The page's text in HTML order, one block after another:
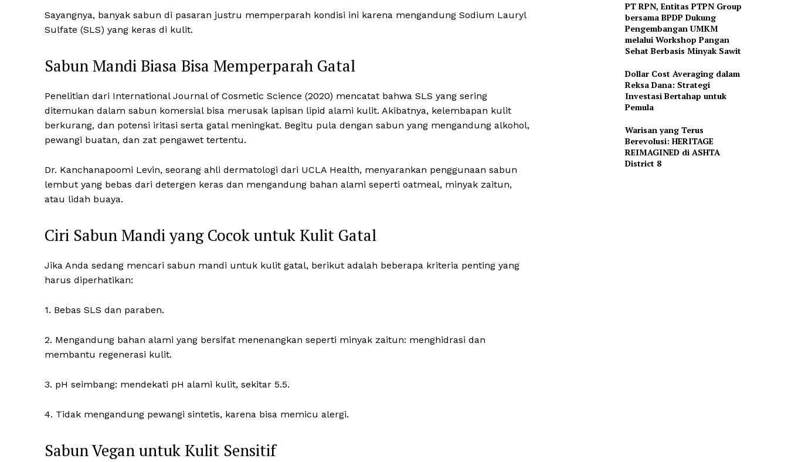
Sayangnya, banyak sabun di pasaran justru memperparah kondisi ini karena mengandung Sodium Lauryl
Sulfate (SLS) yang keras di kulit.
Sabun Mandi Biasa Bisa Memperparah Gatal
Penelitian dari International Journal of Cosmetic Science (2020) mencatat bahwa SLS yang sering
ditemukan dalam sabun komersial bisa merusak lapisan lipid alami kulit. Akibatnya, kelembapan kulit
berkurang, dan potensi iritasi serta gatal meningkat. Begitu pula dengan sabun yang mengandung alkohol,
pewangi buatan, dan zat pengawet tertentu.
Dr. Kanchanapoomi Levin, seorang ahli dermatologi dari UCLA Health, menyarankan penggunaan sabun
lembut yang bebas dari detergen keras dan mengandung bahan alami seperti oatmeal, minyak zaitun,
atau lidah buaya.
Ciri Sabun Mandi yang Cocok untuk Kulit Gatal
Jika Anda sedang mencari sabun mandi untuk kulit gatal, berikut adalah beberapa kriteria penting yang
harus diperhatikan:
1. Bebas SLS dan paraben.
2. Mengandung bahan alami yang bersifat menenangkan seperti minyak zaitun: menghidrasi dan
membantu regenerasi kulit.
3. pH seimbang: mendekati pH alami kulit, sekitar 5.5.
4. Tidak mengandung pewangi sintetis, karena bisa memicu alergi.
Sabun Vegan untuk Kulit Sensitif
PT RPN, Entitas PTPN Group
bersama BPDP Dukung
Pengembangan UMKM
melalui Workshop Pangan
Sehat Berbasis Minyak Sawit
Dollar Cost Averaging dalam
Reksa Dana: Strategi
Investasi Bertahap untuk
Pemula
Warisan yang Terus
Berevolusi: HERITAGE
REIMAGINED di ASHTA
District 8